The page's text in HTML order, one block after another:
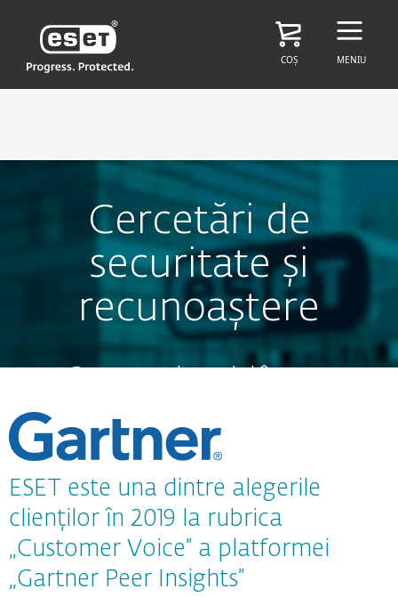
COȘ MENIU
Cercetări de
securitate și
recunoaștere
funcționează soluțiile ESET, pe baza
cercetărilor efectuate de către
analiști
ESET este una dintre alegerile
clienților în 2019 la rubrica
„Customer Voice” a platformei
„Gartner Peer Insights”